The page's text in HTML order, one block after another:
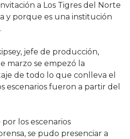
a Los Tigres del Norte
y porque es una institución
jefe de producción,
marzo se empezó la
de todo lo que conlleva el
escenarios fueron a partir del
los escenarios
se pudo presenciar a